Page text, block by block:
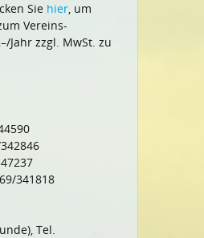
Sie hier, um
Vereins-
Jahr zzgl. MwSt. zu
341818
Tel.